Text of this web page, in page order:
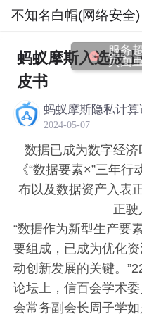
不知名白帽(网络安全)
社区 不知名白帽(网
蚂蚁摩斯入选波
皮书
蚂蚁摩斯隐私计算
2024-05-07
数据已成为数字经
《“数据要素×”三年
布以及数据资产入表
正驶
“数据作为新型生产要
要组成，已成为优化
动创新发展的关键。
论坛上，信百会学术
会常务副会长周子学如
服务
页面